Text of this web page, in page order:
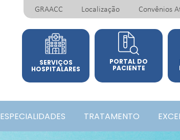
GRAACC Localização Convênios
SERVIÇOS
HOSPITALARES
PORTAL DO
PACIENTE
ESPECIALIDADES TRATAMENTO